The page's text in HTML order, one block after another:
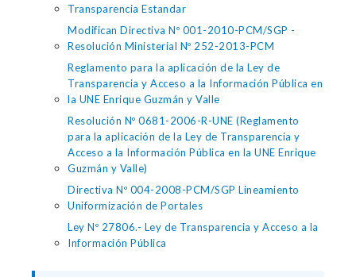
Transparencia Estandar
Modifican Directiva Nº 001-2010-PCM/SGP -
Resolución Ministerial Nº 252-2013-PCM
Reglamento para la aplicación de la Ley de
Transparencia y Acceso a la Información Pública en
la UNE Enrique Guzmán y Valle
Resolución Nº 0681-2006-R-UNE (Reglamento
para la aplicación de la Ley de Transparencia y
Acceso a la Información Pública en la UNE Enrique
Guzmán y Valle)
Directiva Nº 004-2008-PCM/SGP Lineamiento
Uniformización de Portales
Ley Nº 27806.- Ley de Transparencia y Acceso a la
Información Pública